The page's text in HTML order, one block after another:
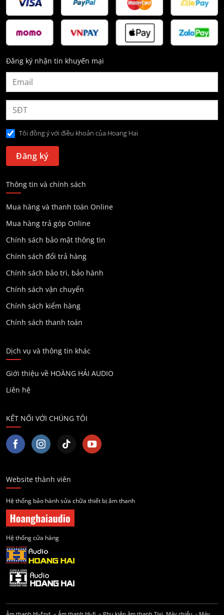
Đăng ký nhận tin khuyến mại
Tôi đồng ý với điều khoản của Hoang Hai
Thông tin và chính sách
Mua hàng và thanh toán Online
Mua hàng trả góp Online
Chính sách bảo mật thông tin
Chính sách đổi trả hàng
Chính sách bảo trì, bảo hành
Chính sách vận chuyển
Chính sách kiểm hàng
Chính sách thanh toán
Dịch vụ và thông tin khác
Giới thiệu về HOÀNG HẢI AUDIO
Liên hệ
KẾT NỐI VỚI CHÚNG TÔI
Website thành viên
Hệ thống bảo hành sửa chữa thiết bị âm thanh
Hệ thống cửa hàng